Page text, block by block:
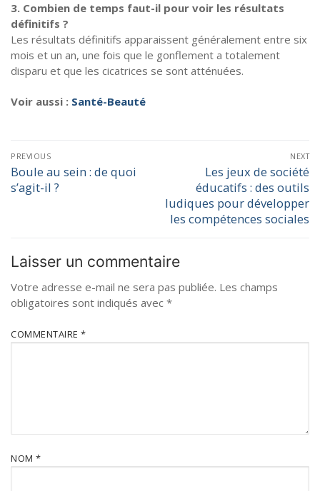
3. Combien de temps faut-il pour voir les résultats
définitifs ?
Les résultats définitifs apparaissent généralement entre six
mois et un an, une fois que le gonflement a totalement
disparu et que les cicatrices se sont atténuées.
Voir aussi : Santé-Beauté
PREVIOUS
Boule au sein : de quoi
s’agit-il ?
NEXT
Les jeux de société
éducatifs : des outils
ludiques pour développer
les compétences sociales
Laisser un commentaire
Votre adresse e-mail ne sera pas publiée. Les champs
obligatoires sont indiqués avec *
COMMENTAIRE *
NOM *